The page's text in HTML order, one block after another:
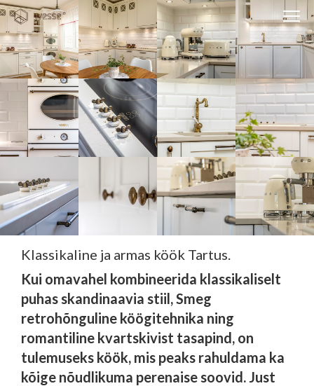
Close
EST ENG
WESSE DISAIN
PARTNERITE DISAIN
TEHNIKA
KONTAKT
MEIST
BLOGI/UUDISED
KUIDAS TELLIDA MÖÖBLIT?
Klassikaline ja armas köök Tartus.
Kui omavahel kombineerida klassikaliselt
puhas skandinaavia stiil, Smeg
retrohõnguline köögitehnika ning
romantiline kvartskivist tasapind, on
tulemuseks köök, mis peaks rahuldama ka
kõige nõudlikuma perenaise soovid. Just